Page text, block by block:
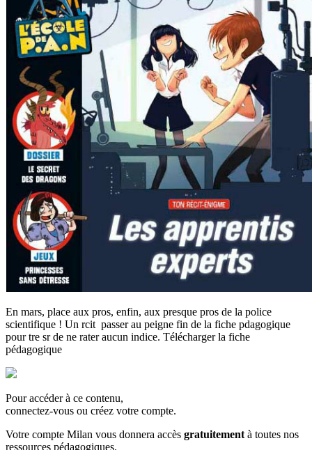
En mars, place aux pros, enfin, aux presque pros de la police
scientifique ! Un rcit passer au peigne fin de la fiche pdagogique
pour tre sr de ne rater aucun indice. Télécharger la fiche
pédagogique
Pour accéder à ce contenu,
connectez-vous ou créez votre compte.
Votre compte Milan vous donnera accès gratuitement à toutes nos
ressources pédagogiques.